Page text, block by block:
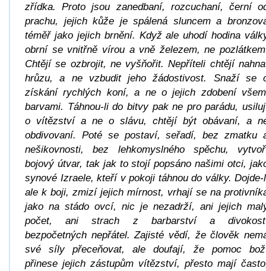
zřídka. Proto jsou zanedbaní, rozcuchaní, černí
prachu, jejich kůže je spálená sluncem a
téměř jako jejich brnění. Když ale uhodí hodina
obrní se vnitřně vírou a vně železem, ne
Chtějí se ozbrojit, ne vyšňořit. Nepříteli chtějí
hrůzu, a ne vzbudit jeho žádostivost. Snaží se
získání rychlých koní, a ne o jejich zdobení
barvami. Táhnou-li do bitvy pak ne pro parádu,
o vítězství a ne o slávu, chtějí být obávaní, a
obdivovaní. Poté se postaví, seřadí, bez zmatku
nešikovnosti, bez lehkomyslného spěchu,
bojový útvar, tak jak to stojí popsáno našimi otci,
synové Izraele, kteří v pokoji táhnou do války. Dojde-
ale k boji, zmizí jejich mírnost, vrhají se na
jako na stádo ovcí, nic je nezadrží, ani jejich
počet, ani strach z barbarství a
bezpočetných nepřátel. Zajisté vědí, že člověk
své síly přeceňovat, ale doufají, že pomoc
přinese jejich zástupům vítězství, přesto mají